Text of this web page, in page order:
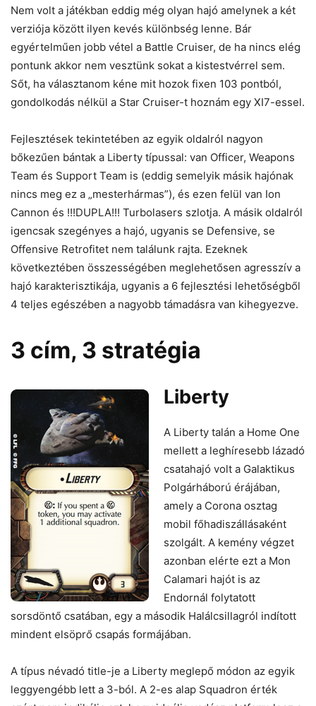
Nem volt a játékban eddig még olyan hajó amelynek a két
verziója között ilyen kevés különbség lenne. Bár
egyértelműen jobb vétel a Battle Cruiser, de ha nincs elég
pontunk akkor nem vesztünk sokat a kistestvérrel sem.
Sőt, ha választanom kéne mit hozok fixen 103 pontból,
gondolkodás nélkül a Star Cruiser-t hoznám egy XI7-essel.
Fejlesztések tekintetében az egyik oldalról nagyon
bőkezűen bántak a Liberty típussal: van Officer, Weapons
Team és Support Team is (eddig semelyik másik hajónak
nincs meg ez a „mesterhármas”), és ezen felül van Ion
Cannon és !!!DUPLA!!! Turbolasers szlotja. A másik oldalról
igencsak szegényes a hajó, ugyanis se Defensive, se
Offensive Retrofitet nem találunk rajta. Ezeknek
következtében összességében meglehetősen agresszív a
hajó karakterisztikája, ugyanis a 6 fejlesztési lehetőségből
4 teljes egészében a nagyobb támadásra van kihegyezve.
3 cím, 3 stratégia
Liberty
A Liberty talán a Home One
mellett a leghíresebb lázadó
csatahajó volt a Galaktikus
Polgárháború érájában,
amely a Corona osztag
mobil főhadiszállásaként
szolgált. A kemény végzet
azonban elérte ezt a Mon
Calamari hajót is az
Endornál folytatott
sorsdöntő csatában, egy a második Halálcsillagról indított
mindent elsöprő csapás formájában.
A típus névadó title-je a Liberty meglepő módon az egyik
leggyengébb lett a 3-ból. A 2-es alap Squadron érték